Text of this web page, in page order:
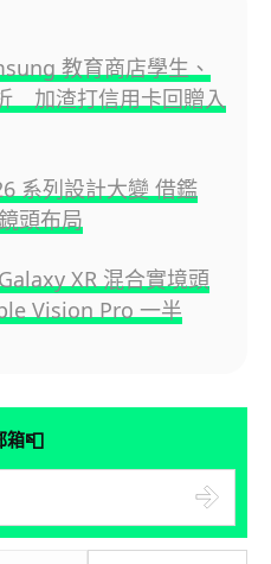
教育商店學生、
加渣打信用卡回贈入
系列設計大變 借鑑
頭布局
XR 混合實境頭
Vision Pro 一半
箱📮